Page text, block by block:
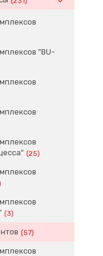
"BU-
(25)
(3)
(57)